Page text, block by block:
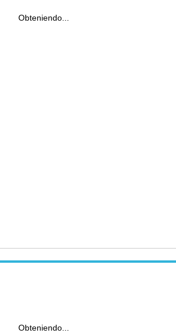
Obteniendo...
Obteniendo...